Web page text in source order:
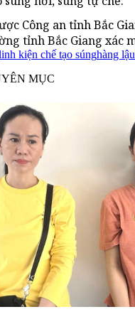
Công an tỉnh Bắc
tỉnh Bắc Giang xác
kiện chế tạo súnghàng lậu
MỤC